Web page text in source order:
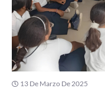
13 De Marzo De 2025